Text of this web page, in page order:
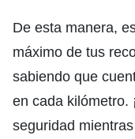
De esta manera,
máximo de tus
sabiendo que
en cada kilómetro.
seguridad